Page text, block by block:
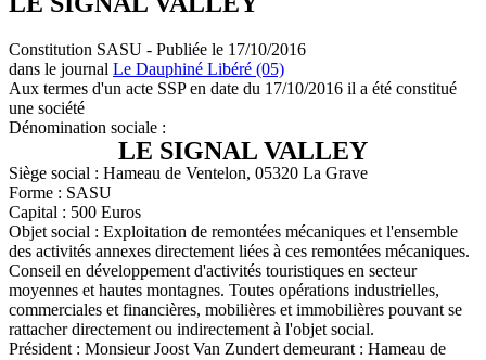
Constitution SASU - Publiée le 17/10/2016
dans le journal Le Dauphiné Libéré (05)
Aux termes d'un acte SSP en date du 17/10/2016 il a été constitué
une société
Dénomination sociale :
LE SIGNAL VALLEY
Siège social : Hameau de Ventelon, 05320 La Grave
Forme : SASU
Capital : 500 Euros
Objet social : Exploitation de remontées mécaniques et l'ensemble
des activités annexes directement liées à ces remontées mécaniques.
Conseil en développement d'activités touristiques en secteur
moyennes et hautes montagnes. Toutes opérations industrielles,
commerciales et financières, mobilières et immobilières pouvant se
rattacher directement ou indirectement à l'objet social.
Président : Monsieur Joost Van Zundert demeurant : Hameau de